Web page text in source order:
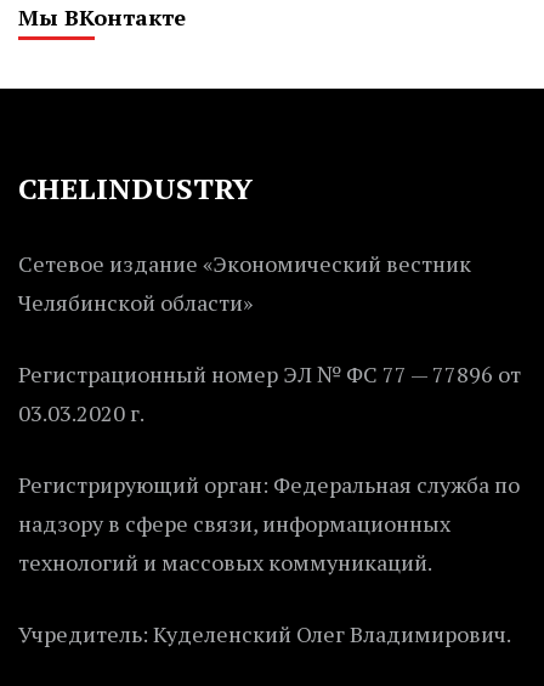
Мы ВКонтакте
CHELINDUSTRY
Сетевое издание «Экономический вестник
Челябинской области»
Регистрационный номер ЭЛ № ФС 77 — 77896 от
03.03.2020 г.
Регистрирующий орган: Федеральная служба по
надзору в сфере связи, информационных
технологий и массовых коммуникаций.
Учредитель: Куделенский Олег Владимирович.